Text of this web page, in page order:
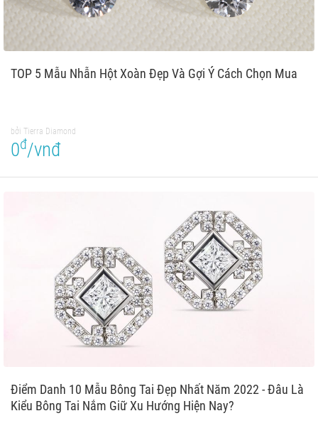
TOP 5 Mẫu Nhẫn Hột Xoàn Đẹp Và Gợi Ý Cách Chọn Mua
bởi Tierra Diamond
0đ/vnđ
Điểm Danh 10 Mẫu Bông Tai Đẹp Nhất Năm 2022 - Đâu Là
Kiểu Bông Tai Nắm Giữ Xu Hướng Hiện Nay?